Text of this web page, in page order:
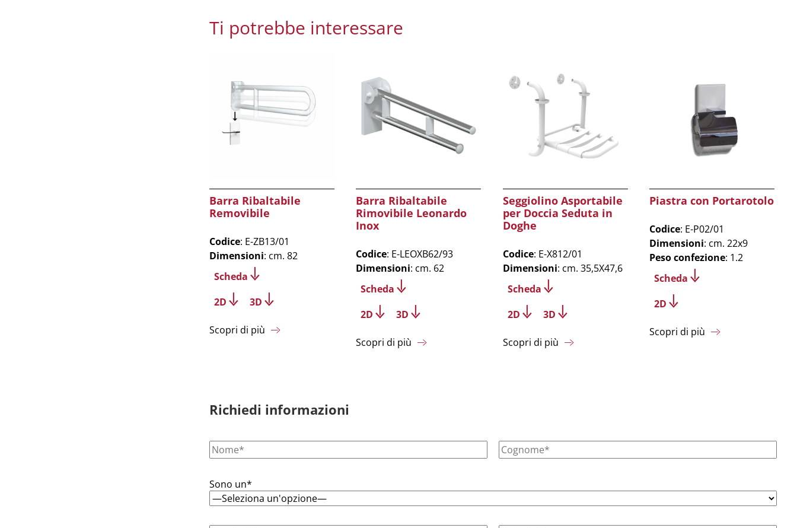
Ti potrebbe interessare
Barra Ribaltabile
Removibile
Codice: E-ZB13/01
Dimensioni: cm. 82
Scheda
2D
3D
Scopri di più
Barra Ribaltabile
Rimovibile Leonardo
Inox
Codice: E-LEOXB62/93
Dimensioni: cm. 62
Scheda
2D
3D
Scopri di più
Seggiolino Asportabile
per Doccia Seduta in
Doghe
Codice: E-X812/01
Dimensioni: cm. 35,5X47,6
Scheda
2D
3D
Scopri di più
Piastra con Portarotolo
Codice: E-P02/01
Dimensioni: cm. 22x9
Peso confezione: 1.2
Scheda
2D
Scopri di più
Richiedi informazioni
Sono un*